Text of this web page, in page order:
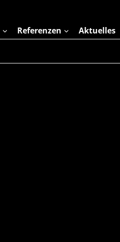
Referenzen Aktuelles